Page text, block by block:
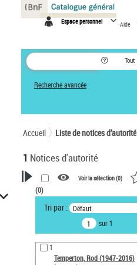
Espace personnel Aide
Tout
Recherche avancée
Accueil Liste de notices d’autorité
1 Notices d'autorité
VOTRE RECHERCHE
Recherche avancée dans les
notices d’autorité
Œuvres liées à l'auteur :
Temperton, Rod (1947-2016)
Voir la sélection (0)
(0)
Tri par : Défaut
sur 1
1
Temperton, Rod (1947-2016)
Panneau de gestion des cookies